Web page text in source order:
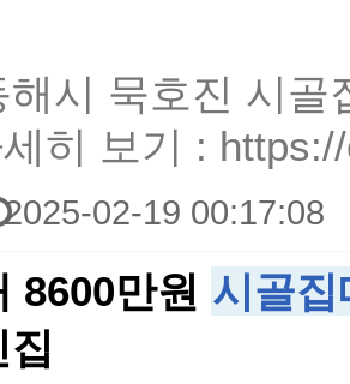
해시 묵호진 시
히 보기 :
02-19 00:17:08
8600만원 시골집